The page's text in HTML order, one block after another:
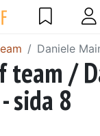
Daniele
team /
sida 8